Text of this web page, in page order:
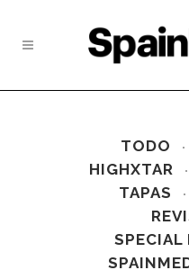
TODO
HIGHXTAR
TAPAS
SPECIAL